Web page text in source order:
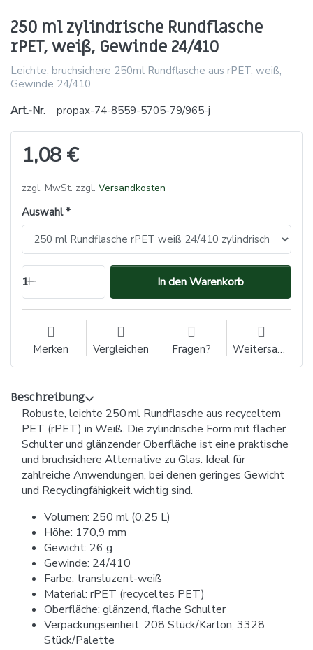
250 ml zylindrische Rundflasche
rPET, weiß, Gewinde 24/410
Leichte, bruchsichere 250ml Rundflasche aus rPET, weiß,
Gewinde 24/410
Art.-Nr.
propax-74-8559-5705-79/965-j
1,08 €
zzgl. MwSt. zzgl. Versandkosten
Auswahl
1 In den Warenkorb
Merken Vergleichen Fragen? Weitersagen
Beschreibung
Robuste, leichte 250 ml Rundflasche aus recyceltem
PET (rPET) in Weiß. Die zylindrische Form mit flacher
Schulter und glänzender Oberfläche ist eine praktische
und bruchsichere Alternative zu Glas. Ideal für
zahlreiche Anwendungen, bei denen geringes Gewicht
und Recyclingfähigkeit wichtig sind.
Volumen: 250 ml (0,25 L)
Höhe: 170,9 mm
Gewicht: 26 g
Gewinde: 24/410
Farbe: transluzent-weiß
Material: rPET (recyceltes PET)
Oberfläche: glänzend, flache Schulter
Verpackungseinheit: 208 Stück/Karton, 3328
Stück/Palette